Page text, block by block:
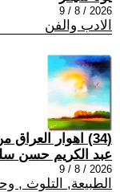
2026 / 8 / 9
الادب والفن
(34) اهوار العراق من التاريخ الزاهر إلى معركة البقاء
عبد الكريم حسن
2026 / 8 / 9
الطبيعة, التلوث ,